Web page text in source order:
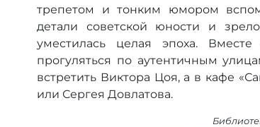
трепетом и тонким юмором
детали советской юности и
уместилась целая эпоха.
прогуляться по аутентичным
встретить Виктора Цоя, а в кафе
или Сергея Довлатова.